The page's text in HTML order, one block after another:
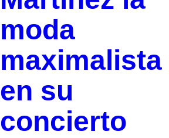
moda
maximalista
en su
concierto